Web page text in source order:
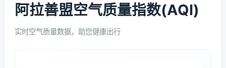
阿拉善盟空气质量指数(AQI)
实时空气质量数据，助您健康出行